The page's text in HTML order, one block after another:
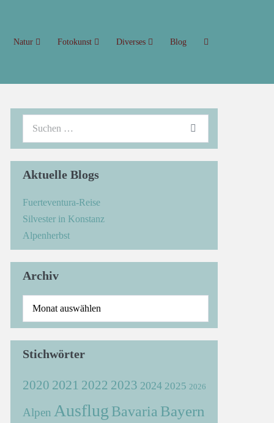
Natur Fotokunst Diverses Blog
Aktuelle Blogs
Fuerteventura-Reise
Silvester in Konstanz
Alpenherbst
Archiv
Stichwörter
2020 2021 2022 2023 2024 2025 2026
Alpen Ausflug Bavaria Bayern